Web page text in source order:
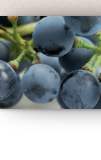
Riconoscimenti
News
Egocalo
Mengazzoli TV
Servizio Clienti